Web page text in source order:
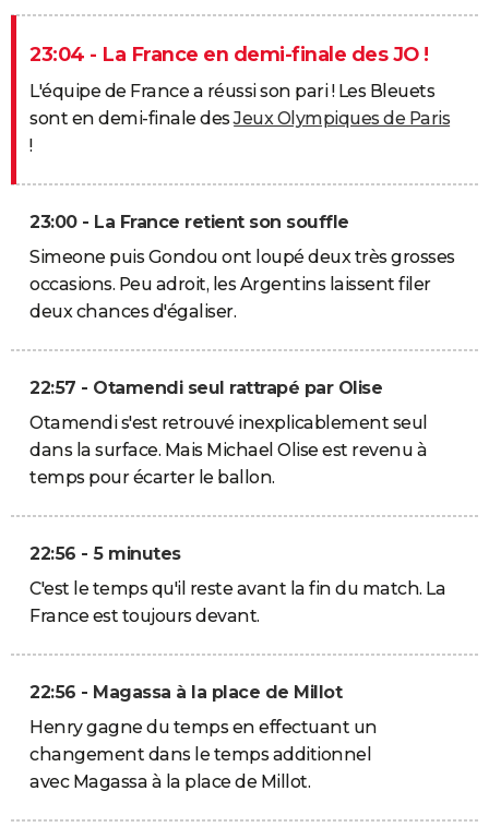
23:04 - La France en demi-finale des JO !
L'équipe de France a réussi son pari ! Les Bleuets
sont en demi-finale desJeux Olympiques de Paris
!
23:00 - La France retient son souffle
Simeone puis Gondou ont loupé deux très grosses
occasions. Peu adroit, les Argentins laissent filer
deux chances d'égaliser.
22:57 - Otamendi seul rattrapé par Olise
Otamendi s'est retrouvé inexplicablement seul
dans la surface. Mais Michael Olise est revenu à
temps pour écarter le ballon.
22:56 - 5 minutes
C'est le temps qu'il reste avant la fin du match. La
France est toujours devant.
22:56 - Magassa à la place de Millot
Henry gagne du temps en effectuant un
changement dans le temps additionnel
avec Magassa à la place de Millot.